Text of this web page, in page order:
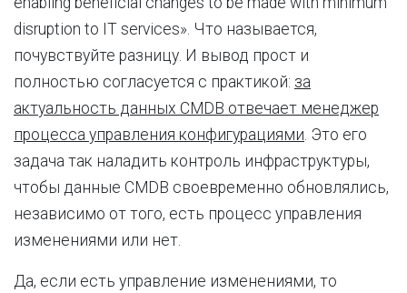
disruption to IT services». Что называется,
почувствуйте разницу. И вывод прост и
полностью согласуется с практикой: за
актуальность данных CMDB отвечает менеджер
процесса управления конфигурациями. Это его
задача так наладить контроль инфраструктуры,
чтобы данные CMDB своевременно обновлялись,
независимо от того, есть процесс управления
изменениями или нет.
Да, если есть управление изменениями, то